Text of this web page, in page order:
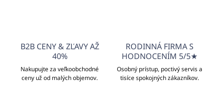
B2B CENY & ZĽAVY AŽ
40%
Nakupujte za veľkoobchodné
ceny už od malých objemov.
RODINNÁ FIRMA S
HODNOCENÍM 5/5★
Osobný prístup, poctivý servis a
tisíce spokojných zákazníkov.